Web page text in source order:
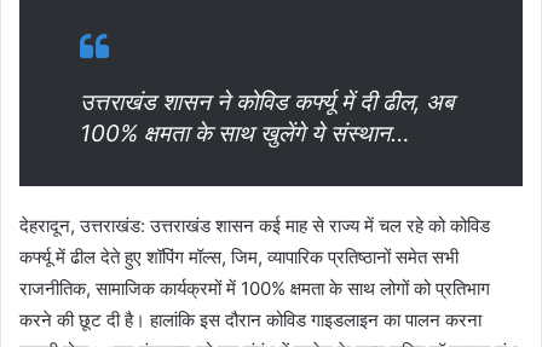
उत्तराखंड शासन ने कोविड कर्फ्यू में दी ढील, अब
100% क्षमता के साथ खुलेंगे ये संस्थान…
देहरादून, उत्तराखंड: उत्तराखंड शासन कई माह से राज्य में चल रहे को कोविड
कर्फ्यू में ढील देते हुए शॉपिंग मॉल्स, जिम, व्यापारिक प्रतिष्ठानों समेत सभी
राजनीतिक, सामाजिक कार्यक्रमों में 100% क्षमता के साथ लोगों को प्रतिभाग
करने की छूट दी है। हालांकि इस दौरान कोविड गाइडलाइन का पालन करना